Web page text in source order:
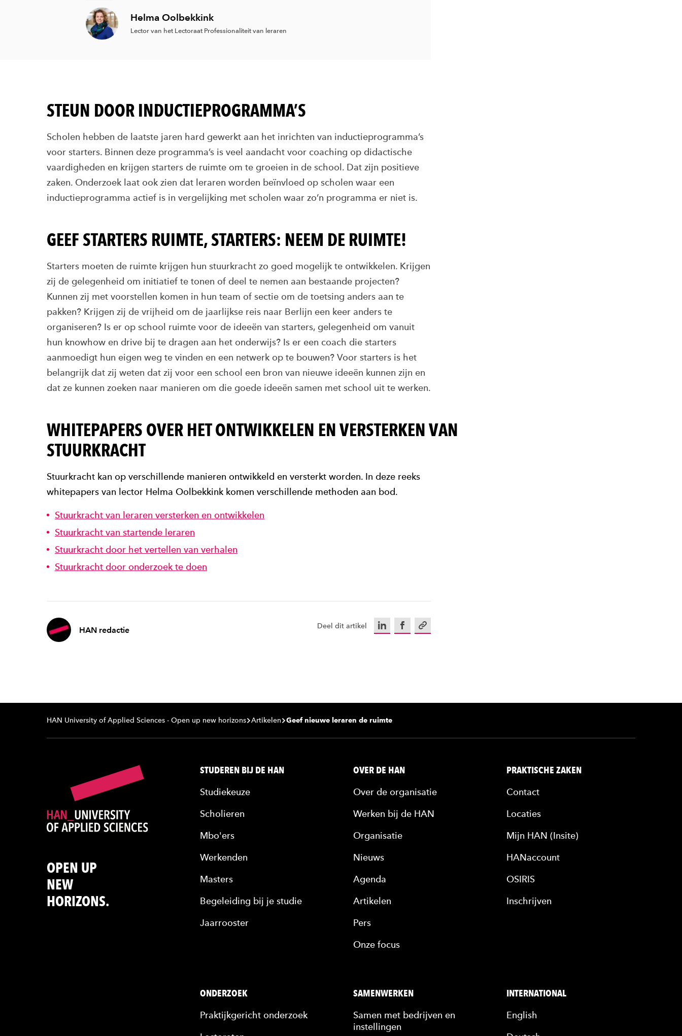
Helma Oolbekkink
Lector van het Lectoraat Professionaliteit van leraren
STEUN DOOR INDUCTIEPROGRAMMA’S
Scholen hebben de laatste jaren hard gewerkt aan het inrichten van inductieprogramma’s
voor starters. Binnen deze programma’s is veel aandacht voor coaching op didactische
vaardigheden en krijgen starters de ruimte om te groeien in de school. Dat zijn positieve
zaken. Onderzoek laat ook zien dat leraren worden beïnvloed op scholen waar een
inductieprogramma actief is in vergelijking met scholen waar zo’n programma er niet is.
GEEF STARTERS RUIMTE, STARTERS: NEEM DE RUIMTE!
Starters moeten de ruimte krijgen hun stuurkracht zo goed mogelijk te ontwikkelen. Krijgen
zij de gelegenheid om initiatief te tonen of deel te nemen aan bestaande projecten?
Kunnen zij met voorstellen komen in hun team of sectie om de toetsing anders aan te
pakken? Krijgen zij de vrijheid om de jaarlijkse reis naar Berlijn een keer anders te
organiseren? Is er op school ruimte voor de ideeën van starters, gelegenheid om vanuit
hun knowhow en drive bij te dragen aan het onderwijs? Is er een coach die starters
aanmoedigt hun eigen weg te vinden en een netwerk op te bouwen? Voor starters is het
belangrijk dat zij weten dat zij voor een school een bron van nieuwe ideeën kunnen zijn en
dat ze kunnen zoeken naar manieren om die goede ideeën samen met school uit te werken.
WHITEPAPERS OVER HET ONTWIKKELEN EN VERSTERKEN VAN
STUURKRACHT
Stuurkracht kan op verschillende manieren ontwikkeld en versterkt worden. In deze reeks
whitepapers van lector Helma Oolbekkink komen verschillende methoden aan bod.
Stuurkracht van leraren versterken en ontwikkelen
Stuurkracht van startende leraren
Stuurkracht door het vertellen van verhalen
Stuurkracht door onderzoek te doen
HAN redactie Deel dit artikel LinkedInFacebookKopieer url
HAN University of Applied Sciences - Open up new horizons Artikelen Geef nieuwe leraren de ruimte
OPEN UP
NEW
HORIZONS.
STUDEREN BIJ DE HAN
Studiekeuze
Scholieren
Mbo'ers
Werkenden
Masters
Begeleiding bij je studie
Jaarrooster
OVER DE HAN
Over de organisatie
Werken bij de HAN
Organisatie
Nieuws
Agenda
Artikelen
Pers
Onze focus
PRAKTISCHE ZAKEN
Contact
Locaties
Mijn HAN (Insite)
HANaccount
OSIRIS
Inschrijven
ONDERZOEK
Praktijkgericht onderzoek
SAMENWERKEN
Samen met bedrijven en
instellingen
INTERNATIONAL
English